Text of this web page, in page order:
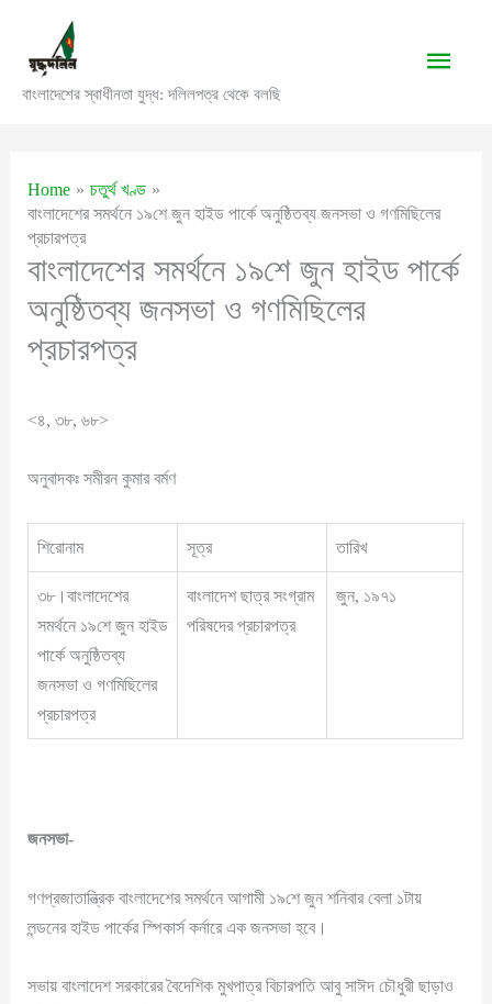
content
বাংলাদেশের স্বাধীনতা যুদ্ধ: দলিলপত্র থেকে বলছি
Main
Home
চতুর্থ খণ্ড
বাংলাদেশের সমর্থনে ১৯শে জুন হাইড পার্কে অনুষ্ঠিতব্য জনসভা ও গণমিছিলের
প্রচারপত্র
বাংলাদেশের সমর্থনে ১৯শে জুন হাইড পার্কে
অনুষ্ঠিতব্য জনসভা ও গণমিছিলের
প্রচারপত্র
<৪, ৩৮, ৬৮>
অনুবাদকঃ সমীরন কুমার বর্মণ
শিরোনাম সূত্র তারিখ
৩৮।বাংলাদেশের
সমর্থনে ১৯শে জুন হাইড
পার্কে অনুষ্ঠিতব্য
জনসভা ও গণমিছিলের
প্রচারপত্র
বাংলাদেশ ছাত্র সংগ্রাম
পরিষদের প্রচারপত্র
জুন, ১৯৭১
জনসভা-
গণপ্রজাতান্ত্রিক বাংলাদেশের সমর্থনে আগামী ১৯শে জুন শনিবার বেলা ১টায়
লন্ডনের হাইড পার্কের স্পিকার্স কর্নারে এক জনসভা হবে।
সভায় বাংলাদেশ সরকারের বৈদেশিক মুখপাত্র বিচারপতি আবু সাঈদ চৌধুরী ছাড়াও